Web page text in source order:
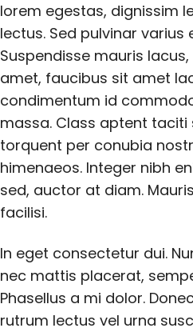
lorem egestas, dignissim
lectus. Sed pulvinar varius
Suspendisse mauris
amet, faucibus sit amet
condimentum id
massa. Class aptent
torquent per conubia
himenaeos. Integer nibh
sed, auctor at diam.
facilisi.
In eget consectetur dui.
nec mattis placerat,
Phasellus a mi dolor.
rutrum lectus vel urna